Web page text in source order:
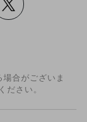
合がございま
ださい。